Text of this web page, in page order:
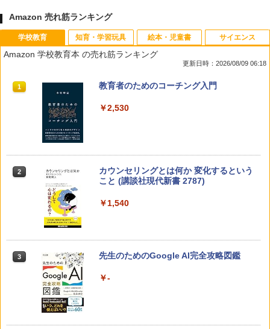
Amazon 売れ筋ランキング
学校教育
Amazon 学校教育本 の売れ筋ランキング
更新日時：2026/08/09 06:18
1 教育者のためのコーチング入門
￥2,530
2
カウンセリングとは何か 変化するという
こと (講談社現代新書 2787)
￥1,540
3 先生のためのGoogle AI完全攻略図鑑
￥-
知育・学習玩具 絵本・児童書 サイエンス